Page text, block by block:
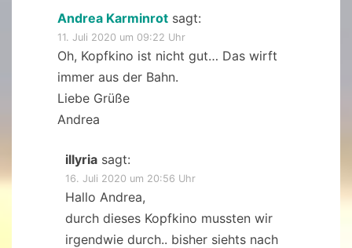
Andrea Karminrot sagt:
11. Juli 2020 um 09:22 Uhr
Oh, Kopfkino ist nicht gut… Das wirft
immer aus der Bahn.
Liebe Grüße
Andrea
illyria sagt:
16. Juli 2020 um 20:56 Uhr
Hallo Andrea,
durch dieses Kopfkino mussten wir
irgendwie durch.. bisher siehts nach